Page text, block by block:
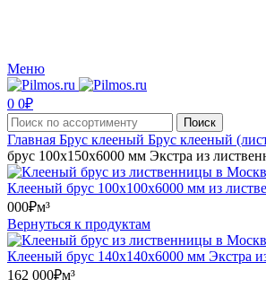
Меню
0 0₽
Поиск
Главная Брус клееный Брус клееный
брус 100x150x6000 мм Экстра из
Клееный брус 100x100x6000 мм из
000₽м³
Вернуться к продуктам
Клееный брус 140х140х6000 мм Экстра
162 000₽м³